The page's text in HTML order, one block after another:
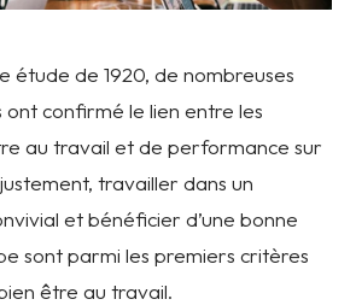
étude de 1920, de nombreuses
confirmé le lien entre les
au travail et de performance sur
travailler dans un
et bénéficier d’une bonne
sont parmi les premiers critères
être au travail.